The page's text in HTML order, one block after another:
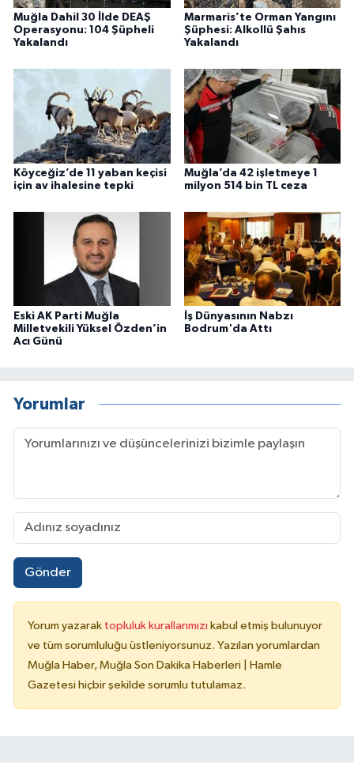
Muğla Dahil 30 İlde DEAŞ
Operasyonu: 104 Şüpheli
Yakalandı
Marmaris’te Orman Yangını
Şüphesi: Alkollü Şahıs
Yakalandı
Köyceğiz’de 11 yaban keçisi
için av ihalesine tepki
Muğla’da 42 işletmeye 1
milyon 514 bin TL ceza
Eski AK Parti Muğla
Milletvekili Yüksel Özden’in
Acı Günü
İş Dünyasının Nabzı
Bodrum'da Attı
Yorumlar
Gönder
Yorum yazarak topluluk kurallarımızı kabul etmiş bulunuyor
ve tüm sorumluluğu üstleniyorsunuz. Yazılan yorumlardan
Muğla Haber, Muğla Son Dakika Haberleri | Hamle
Gazetesi hiçbir şekilde sorumlu tutulamaz.